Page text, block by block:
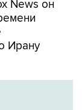
News он
Ирану